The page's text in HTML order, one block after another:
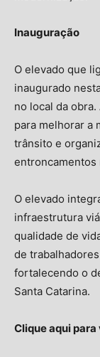
Inauguração
O elevado que
inaugurado
no local da
para melhorar a
trânsito e
entroncamentos
O elevado
infraestrutura
qualidade de
de
fortalecendo o
Santa Catarina.
Clique aqui